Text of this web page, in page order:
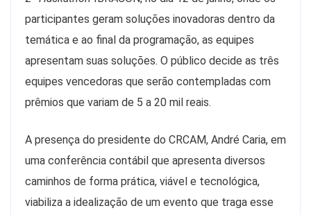
participantes geram soluções inovadoras dentro da
temática e ao final da programação, as equipes
apresentam suas soluções. O público decide as três
equipes vencedoras que serão contempladas com
prêmios que variam de 5 a 20 mil reais.
A presença do presidente do CRCAM, André Caria, em
uma conferência contábil que apresenta diversos
caminhos de forma prática, viável e tecnológica,
viabiliza a idealização de um evento que traga esse